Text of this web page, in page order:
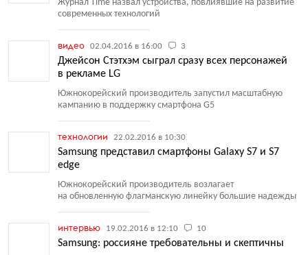
Журнал Time назвал устройства, повлиявшие на развитие
современных технологий
видео 02.04.2016 в 16:00 3
Джейсон Стэтхэм сыграл сразу всех персонажей
в рекламе LG
Южнокорейский производитель запустил масштабную
кампанию в поддержку смартфона G5
технологии 22.02.2016 в 10:30
Samsung представил смартфоны Galaxy S7 и S7
edge
Южнокорейский производитель возлагает
на обновленную флагманскую линейку большие надежды
интервью 19.02.2016 в 12:10 10
Samsung: россияне требовательны и скептичны